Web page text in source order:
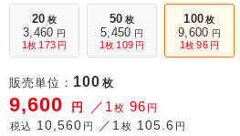
20 枚
3,460 円
1枚 173 円
50 枚
5,450 円
1枚 109 円
100 枚
9,600 円
1枚 96 円
販売単位： 100 枚
9,600 円 ／1枚 96 円
税込
10,560 円 ／1 枚 105.6 円